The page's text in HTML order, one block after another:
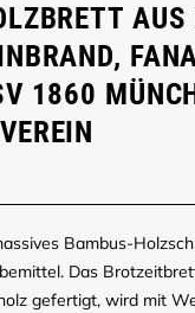
1860
Bambus-
Das
gefertigt, wird mit